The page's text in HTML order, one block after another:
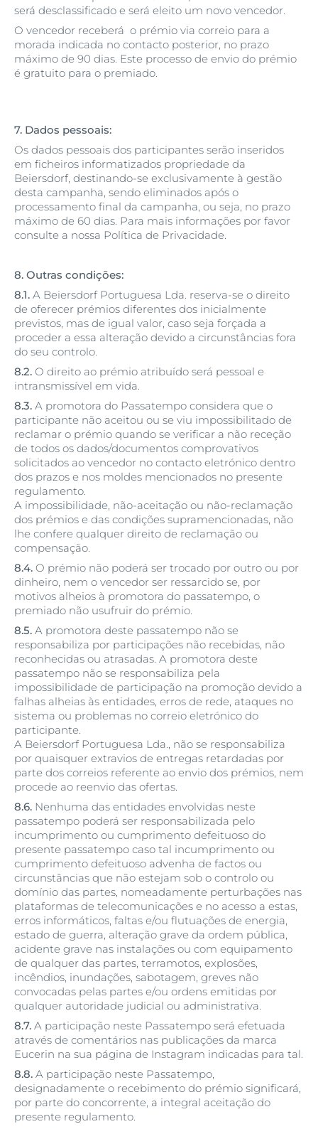
será desclassificado e será eleito um novo vencedor.
O vencedor receberá o prémio via correio para a
morada indicada no contacto posterior, no prazo
máximo de 90 dias. Este processo de envio do prémio
é gratuito para o premiado.
7. Dados pessoais:
Os dados pessoais dos participantes serão inseridos
em ficheiros informatizados propriedade da
Beiersdorf, destinando-se exclusivamente à gestão
desta campanha, sendo eliminados após o
processamento final da campanha, ou seja, no prazo
máximo de 60 dias. Para mais informações por favor
consulte a nossa Política de Privacidade.
8. Outras condições:
8.1. A Beiersdorf Portuguesa Lda. reserva-se o direito
de oferecer prémios diferentes dos inicialmente
previstos, mas de igual valor, caso seja forçada a
proceder a essa alteração devido a circunstâncias fora
do seu controlo.
8.2. O direito ao prémio atribuído será pessoal e
intransmissível em vida.
8.3. A promotora do Passatempo considera que o
participante não aceitou ou se viu impossibilitado de
reclamar o prémio quando se verificar a não receção
de todos os dados/documentos comprovativos
solicitados ao vencedor no contacto eletrónico dentro
dos prazos e nos moldes mencionados no presente
regulamento.
A impossibilidade, não-aceitação ou não-reclamação
dos prémios e das condições supramencionadas, não
lhe confere qualquer direito de reclamação ou
compensação.
8.4. O prémio não poderá ser trocado por outro ou por
dinheiro, nem o vencedor ser ressarcido se, por
motivos alheios à promotora do passatempo, o
premiado não usufruir do prémio.
8.5. A promotora deste passatempo não se
responsabiliza por participações não recebidas, não
reconhecidas ou atrasadas. A promotora deste
passatempo não se responsabiliza pela
impossibilidade de participação na promoção devido a
falhas alheias às entidades, erros de rede, ataques no
sistema ou problemas no correio eletrónico do
participante.
A Beiersdorf Portuguesa Lda., não se responsabiliza
por quaisquer extravios de entregas retardadas por
parte dos correios referente ao envio dos prémios, nem
procede ao reenvio das ofertas.
8.6. Nenhuma das entidades envolvidas neste
passatempo poderá ser responsabilizada pelo
incumprimento ou cumprimento defeituoso do
presente passatempo caso tal incumprimento ou
cumprimento defeituoso advenha de factos ou
circunstâncias que não estejam sob o controlo ou
domínio das partes, nomeadamente perturbações nas
plataformas de telecomunicações e no acesso a estas,
erros informáticos, faltas e/ou flutuações de energia,
estado de guerra, alteração grave da ordem pública,
acidente grave nas instalações ou com equipamento
de qualquer das partes, terramotos, explosões,
incêndios, inundações, sabotagem, greves não
convocadas pelas partes e/ou ordens emitidas por
qualquer autoridade judicial ou administrativa.
8.7. A participação neste Passatempo será efetuada
através de comentários nas publicações da marca
Eucerin na sua página de Instagram indicadas para tal.
8.8. A participação neste Passatempo,
designadamente o recebimento do prémio significará,
por parte do concorrente, a integral aceitação do
presente regulamento.